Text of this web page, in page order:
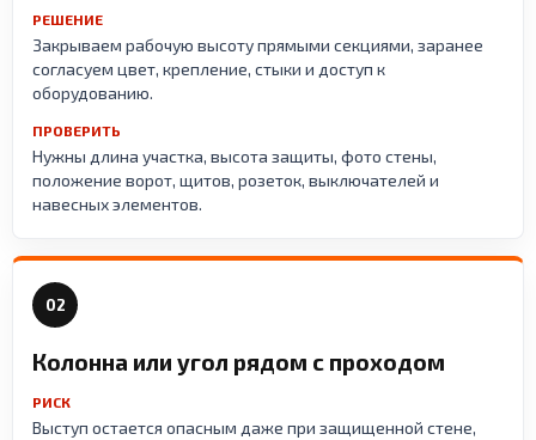
РЕШЕНИЕ
Закрываем рабочую высоту прямыми секциями, заранее
согласуем цвет, крепление, стыки и доступ к
оборудованию.
ПРОВЕРИТЬ
Нужны длина участка, высота защиты, фото стены,
положение ворот, щитов, розеток, выключателей и
навесных элементов.
02
Колонна или угол рядом с проходом
РИСК
Выступ остается опасным даже при защищенной стене,